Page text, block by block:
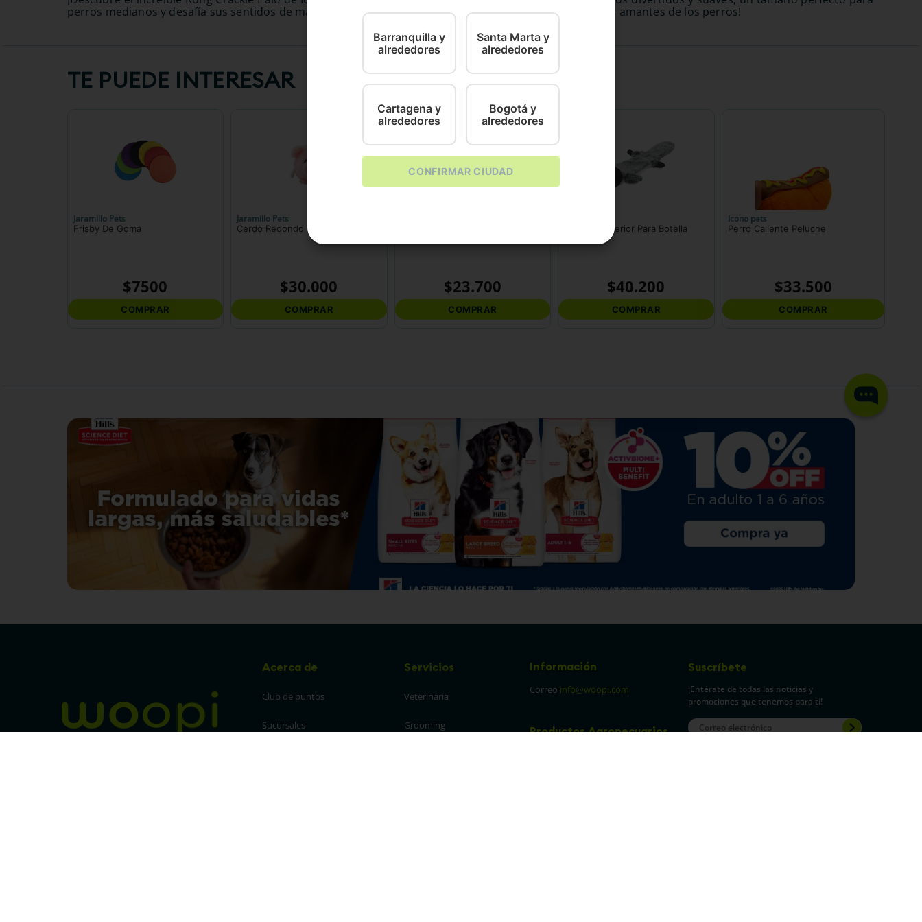
perros medianos y desafía sus sentidos de maneras duraderas. ¡Es un producto imprescindible para los amantes de los perros!
TE PUEDE INTERESAR
Jaramillo Pets
Frisby De Goma
$7500
COMPRAR
Jaramillo Pets
Cerdo Redondo Con Sonido
$30.000
COMPRAR
$23.700
COMPRAR
Pinguino Interior Para Botella
$40.200
COMPRAR
Icono pets
Perro Caliente Peluche
$33.500
COMPRAR
Acerca de
Club de puntos
Sucursales
Servicios
Veterinaria
Grooming
Información
Correo info@woopi.com
Productos Agropecuarios
Suscríbete
¡Entérate de todas las noticias y
promociones que tenemos para ti!
Barranquilla y
alrededores
Santa Marta y
alrededores
Cartagena y
alrededores
Bogotá y
alrededores
CONFIRMAR CIUDAD